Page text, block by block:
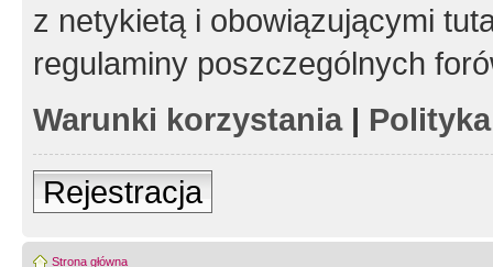
z netykietą i obowiązującymi
regulaminy poszczególnych
Warunki korzystania|
Rejestracja
Strona główna